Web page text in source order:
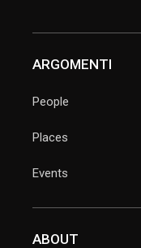
ARGOMENTI
People
Places
Events
ABOUT